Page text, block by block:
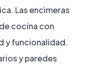
Las encimeras
cocina con
y funcionalidad.
y paredes